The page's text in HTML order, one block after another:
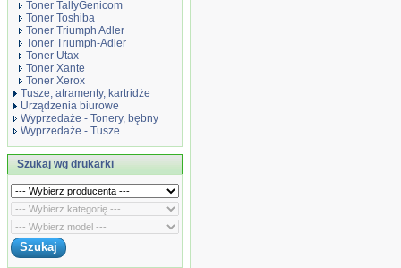
Toner TallyGenicom
Toner Toshiba
Toner Triumph Adler
Toner Triumph-Adler
Toner Utax
Toner Xante
Toner Xerox
Tusze, atramenty, kartridże
Urządzenia biurowe
Wyprzedaże - Tonery, bębny
Wyprzedaże - Tusze
Szukaj wg drukarki